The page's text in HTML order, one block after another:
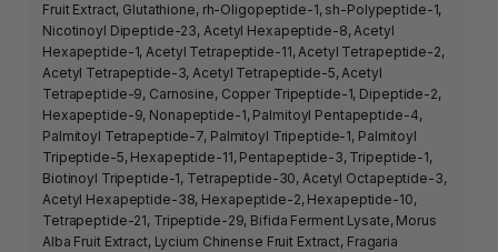
Fruit Extract, Glutathione, rh-Oligopeptide-1, sh-Polypeptide-1,
Nicotinoyl Dipeptide-23, Acetyl Hexapeptide-8, Acetyl
Hexapeptide-1, Acetyl Tetrapeptide-11, Acetyl Tetrapeptide-2,
Acetyl Tetrapeptide-3, Acetyl Tetrapeptide-5, Acetyl
Tetrapeptide-9, Carnosine, Copper Tripeptide-1, Dipeptide-2,
Hexapeptide-9, Nonapeptide-1, Palmitoyl Pentapeptide-4,
Palmitoyl Tetrapeptide-7, Palmitoyl Tripeptide-1, Palmitoyl
Tripeptide-5, Hexapeptide-11, Pentapeptide-3, Tripeptide-1,
Biotinoyl Tripeptide-1, Tetrapeptide-30, Acetyl Octapeptide-3,
Acetyl Hexapeptide-38, Hexapeptide-2, Hexapeptide-10,
Tetrapeptide-21, Tripeptide-29, Bifida Ferment Lysate, Morus
Alba Fruit Extract, Lycium Chinense Fruit Extract, Fragaria